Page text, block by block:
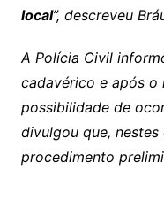
local”, descreveu
A Polícia Civil
cadavérico e após o
possibilidade de
divulgou que,
procedimento